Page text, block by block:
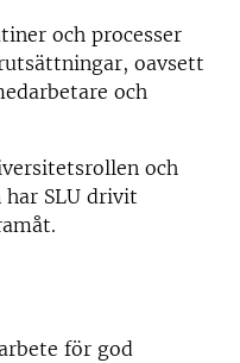
och processer
oavsett
och
och
SLU drivit
för god